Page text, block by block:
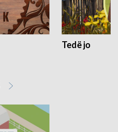
Tedë jo